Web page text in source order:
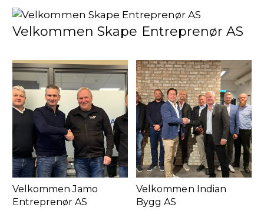
Velkommen Skape Entreprenør AS
Velkommen Jamo
Entreprenør AS
Velkommen Indian
Bygg AS